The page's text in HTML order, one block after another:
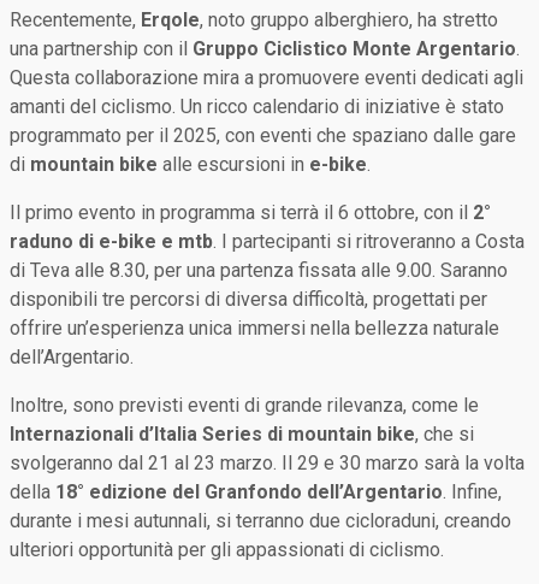
Recentemente, Erqole, noto gruppo alberghiero, ha stretto
una partnership con il Gruppo Ciclistico Monte Argentario.
Questa collaborazione mira a promuovere eventi dedicati agli
amanti del ciclismo. Un ricco calendario di iniziative è stato
programmato per il 2025, con eventi che spaziano dalle gare
di mountain bike alle escursioni in e-bike.
Il primo evento in programma si terrà il 6 ottobre, con il 2°
raduno di e-bike e mtb. I partecipanti si ritroveranno a Costa
di Teva alle 8.30, per una partenza fissata alle 9.00. Saranno
disponibili tre percorsi di diversa difficoltà, progettati per
offrire un’esperienza unica immersi nella bellezza naturale
dell’Argentario.
Inoltre, sono previsti eventi di grande rilevanza, come le
Internazionali d’Italia Series di mountain bike, che si
svolgeranno dal 21 al 23 marzo. Il 29 e 30 marzo sarà la volta
della 18° edizione del Granfondo dell’Argentario. Infine,
durante i mesi autunnali, si terranno due cicloraduni, creando
ulteriori opportunità per gli appassionati di ciclismo.